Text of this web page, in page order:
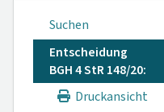
Suchen
Entscheidung
BGH 4 StR 148/20:
Druckansicht